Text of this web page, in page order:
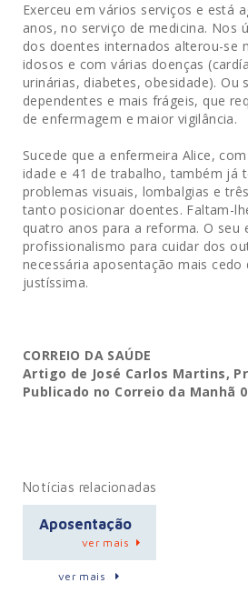
Exerceu em vários serviços e está
anos, no serviço de medicina. Nos
dos doentes internados alterou-se
idosos e com várias doenças
urinárias, diabetes, obesidade). Ou
dependentes e mais frágeis, que
de enfermagem e maior vigilância.
Sucede que a enfermeira Alice,
idade e 41 de trabalho, também já
problemas visuais, lombalgias e
tanto posicionar doentes. Faltam-
quatro anos para a reforma. O seu
profissionalismo para cuidar dos
necessária aposentação mais
justíssima.
CORREIO DA SAÚDE
Artigo de José Carlos Martins,
Publicado no Correio da Manhã
Notícias relacionadas
Aposentação
ver mais
ver mais